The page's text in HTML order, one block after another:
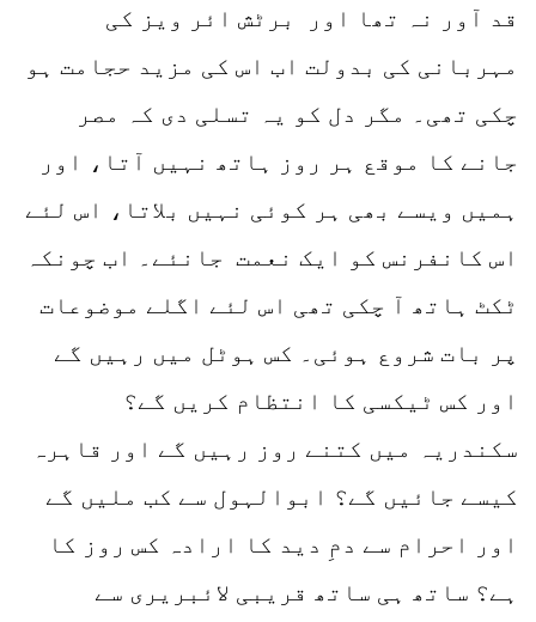
قد آور نہ تھا اور برٹش ائر ویز کی
مہربانی کی بدولت اب اس کی مزید حجامت ہو
چکی تھی۔ مگر دل کو یہ تسلی دی کہ مصر
جانے کا موقع ہر روز ہاتھ نہیں آتا، اور
ہمیں ویسے بھی ہر کوئی نہیں بلاتا، اس لئے
اس کانفرنس کو ایک نعمت جانئے۔ اب چونکہ
ٹکٹ ہاتھ آ چکی تھی اس لئے اگلے موضوعات
پر بات شروع ہوئی۔ کس ہوٹل میں رہیں گے
اور کس ٹیکسی کا انتظام کریں گے؟
سکندریہ میں کتنے روز رہیں گے اور قاہرہ
کیسے جائیں گے؟ ابوالہول سے کب ملیں گے
اور احرام سے دمِ دید کا ارادہ کس روز کا
ہے؟ ساتھ ہی ساتھ قریبی لائبریری سے